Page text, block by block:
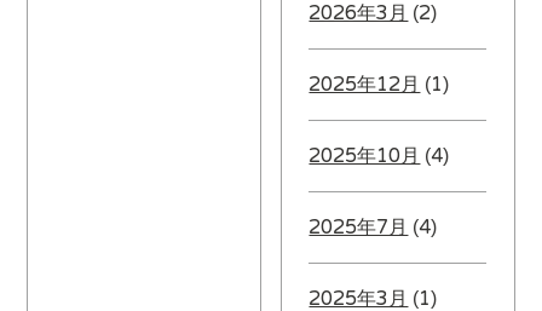
2026年3月 (2)
2025年12月 (1)
2025年10月 (4)
2025年7月 (4)
2025年3月 (1)